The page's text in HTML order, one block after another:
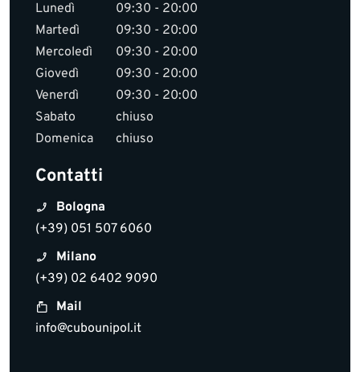
Lunedì
09:30 - 20:00
Martedì
09:30 - 20:00
Mercoledì
09:30 - 20:00
Giovedì
09:30 - 20:00
Venerdì
09:30 - 20:00
Sabato
chiuso
Domenica
chiuso
Contatti
Bologna
(+39) 051 507 6060
Milano
(+39) 02 6402 9090
Mail
info@cubounipol.it